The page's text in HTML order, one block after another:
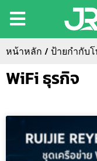
หน้าหลัก / ป้ายกำกับโ
WiFi ธุรกิจ